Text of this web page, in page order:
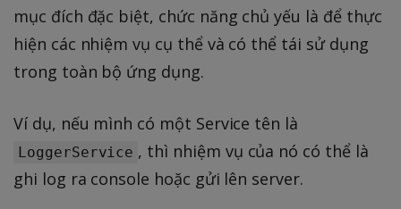
mục đích đặc biệt, chức năng chủ yếu là để thực
hiện các nhiệm vụ cụ thể và có thể tái sử dụng
trong toàn bộ ứng dụng.
Ví dụ, nếu mình có một Service tên là
LoggerService , thì nhiệm vụ của nó có thể là
ghi log ra console hoặc gửi lên server.